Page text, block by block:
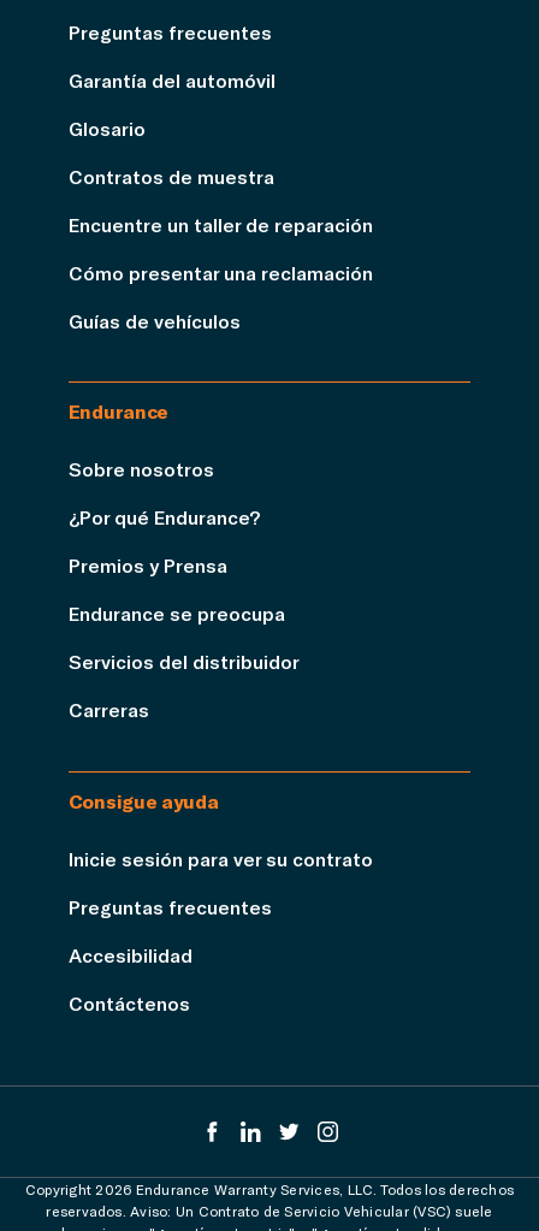
Preguntas frecuentes
Garantía del automóvil
Glosario
Contratos de muestra
Encuentre un taller de reparación
Cómo presentar una reclamación
Guías de vehículos
Endurance
Sobre nosotros
¿Por qué Endurance?
Premios y Prensa
Endurance se preocupa
Servicios del distribuidor
Carreras
Consigue ayuda
Inicie sesión para ver su contrato
Preguntas frecuentes
Accesibilidad
Contáctenos
Copyright 2026 Endurance Warranty Services, LLC. Todos los derechos
reservados. Aviso: Un Contrato de Servicio Vehicular (VSC) suele